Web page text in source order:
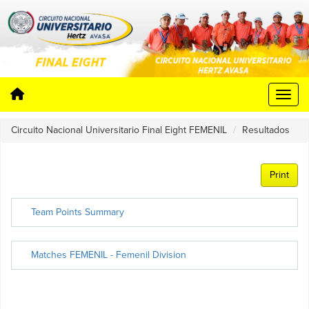
Circuito Nacional Universitario Final Eight FEMENIL Resultados